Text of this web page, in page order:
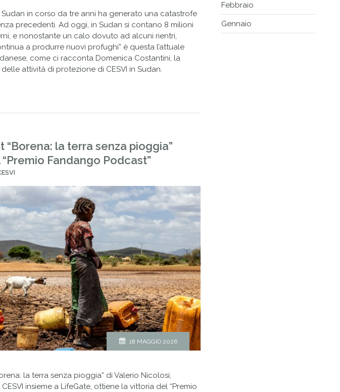
Sudan in corso da tre anni ha generato una catastrofe
precedenti. Ad oggi, in Sudan si contano 8 milioni
e nonostante un calo dovuto ad alcuni rientri,
a produrre nuovi profughi” è questa l’attuale
come ci racconta Domenica Costantini, la
attività di protezione di CESVI in Sudan.
“Borena: la terra senza pioggia”
Fandango Podcast”
18 MAGGIO 2026
la terra senza pioggia” di Valerio Nicolosi,
insieme a LifeGate, ottiene la vittoria del “Premio
Febbraio
Gennaio